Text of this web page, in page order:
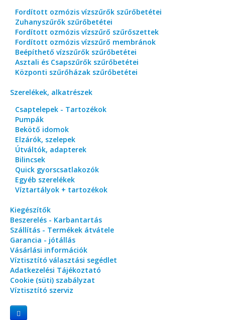
Fordított ozmózis vízszűrők szűrőbetétei
Zuhanyszűrők szűrőbetétei
Fordított ozmózis vízszűrő szűrőszettek
Fordított ozmózis vízszűrő membránok
Beépíthető vízszűrők szűrőbetétei
Asztali és Csapszűrők szűrőbetétei
Központi szűrőházak szűrőbetétei
Szerelékek, alkatrészek
Csaptelepek - Tartozékok
Pumpák
Bekötő idomok
Elzárók, szelepek
Útváltók, adapterek
Bilincsek
Quick gyorscsatlakozók
Egyéb szerelékek
Víztartályok + tartozékok
Kiegészítők
Beszerelés - Karbantartás
Szállítás - Termékek átvátele
Garancia - jótállás
Vásárlási információk
Víztisztító választási segédlet
Adatkezelési Tájékoztató
Cookie (süti) szabályzat
Víztisztító szerviz